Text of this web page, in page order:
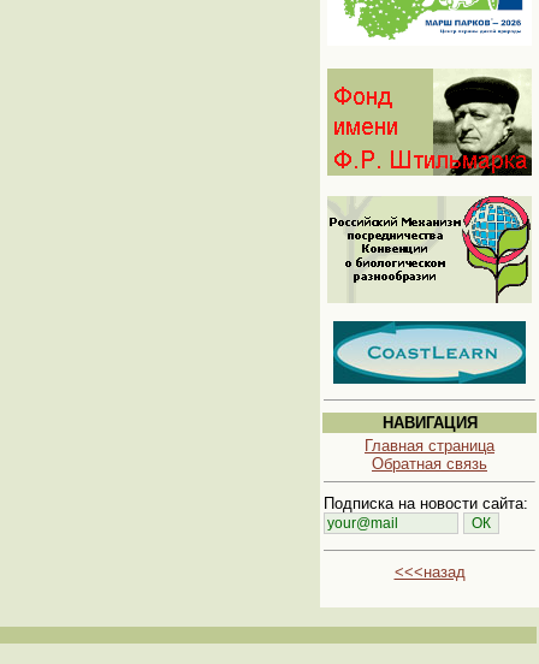
НАВИГАЦИЯ
Главная страница
Обратная связь
Подписка на новости сайта:
<<<назад